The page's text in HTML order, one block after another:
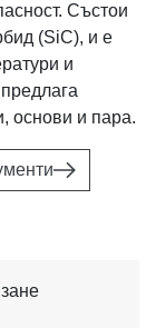
Състои
(SiC), и е
и
основи и пара.